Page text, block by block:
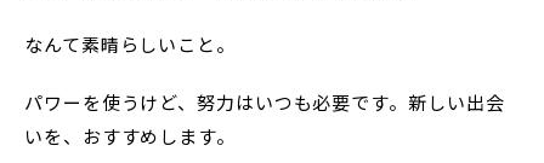
なんて素晴らしいこと。
パワーを使うけど、努力はいつも必要です。新しい出会
いを、おすすめします。